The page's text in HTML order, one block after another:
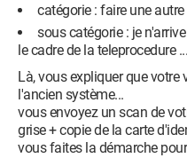
catégorie : faire une
sous catégorie : je
le cadre de la teleprocedure ...
Là, vous expliquer que
l'ancien système...
vous envoyez un scan de
grise + copie de la carte
vous faites la démarche